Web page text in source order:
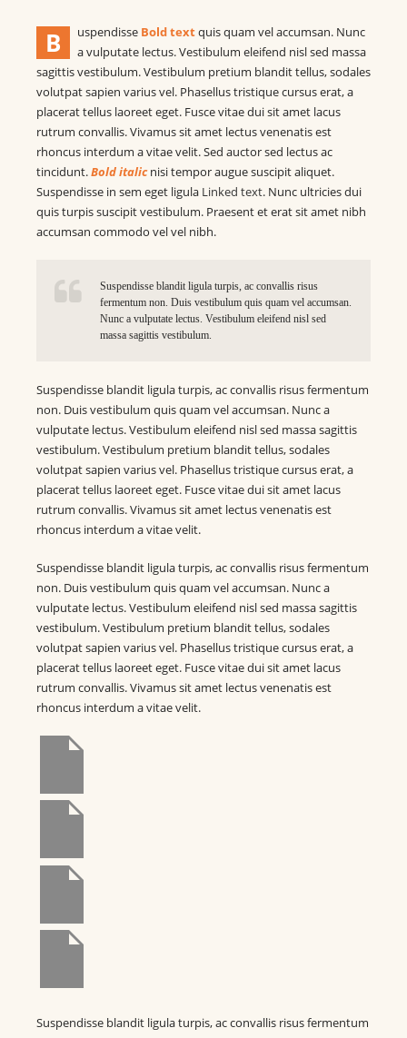
B uspendisse Bold textquis quam vel accumsan. Nunc
a vulputate lectus. Vestibulum eleifend nisl sed massa
sagittis vestibulum. Vestibulum pretium blandit tellus, sodales
volutpat sapien varius vel. Phasellus tristique cursus erat, a
placerat tellus laoreet eget. Fusce vitae dui sit amet lacus
rutrum convallis. Vivamus sit amet lectus venenatis est
rhoncus interdum a vitae velit. Sed auctor sed lectus ac
tincidunt.Bold italicnisi tempor augue suscipit aliquet.
Suspendisse in sem eget ligula Linked text. Nunc ultricies dui
quis turpis suscipit vestibulum. Praesent et erat sit amet nibh
accumsan commodo vel vel nibh.
Suspendisse blandit ligula turpis, ac convallis risus
fermentum non. Duis vestibulum quis quam vel accumsan.
Nunc a vulputate lectus. Vestibulum eleifend nisl sed
massa sagittis vestibulum.
Suspendisse blandit ligula turpis, ac convallis risus fermentum
non. Duis vestibulum quis quam vel accumsan. Nunc a
vulputate lectus. Vestibulum eleifend nisl sed massa sagittis
vestibulum. Vestibulum pretium blandit tellus, sodales
volutpat sapien varius vel. Phasellus tristique cursus erat, a
placerat tellus laoreet eget. Fusce vitae dui sit amet lacus
rutrum convallis. Vivamus sit amet lectus venenatis est
rhoncus interdum a vitae velit.
Suspendisse blandit ligula turpis, ac convallis risus fermentum
non. Duis vestibulum quis quam vel accumsan. Nunc a
vulputate lectus. Vestibulum eleifend nisl sed massa sagittis
vestibulum. Vestibulum pretium blandit tellus, sodales
volutpat sapien varius vel. Phasellus tristique cursus erat, a
placerat tellus laoreet eget. Fusce vitae dui sit amet lacus
rutrum convallis. Vivamus sit amet lectus venenatis est
rhoncus interdum a vitae velit.
Suspendisse blandit ligula turpis, ac convallis risus fermentum